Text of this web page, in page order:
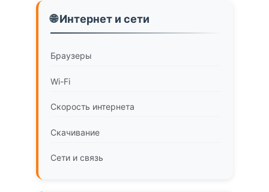
🌐 Интернет и сети
Браузеры
Wi-Fi
Скорость интернета
Скачивание
Сети и связь